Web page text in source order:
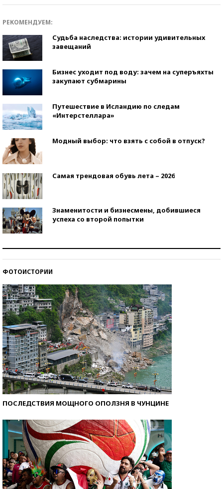
РЕКОМЕНДУЕМ:
Судьба наследства: истории удивительных
завещаний
Бизнес уходит под воду: зачем на суперъяхты
закупают субмарины
Путешествие в Исландию по следам
«Интерстеллара»
Модный выбор: что взять с собой в отпуск?
Самая трендовая обувь лета – 2026
Знаменитости и бизнесмены, добившиеся
успеха со второй попытки
ФОТОИСТОРИИ
ПОСЛЕДСТВИЯ МОЩНОГО ОПОЛЗНЯ В ЧУНЦИНЕ